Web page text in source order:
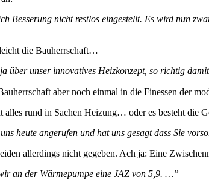
Besserung nicht restlos eingestellt. Es wird nun
die Bauherrschaft…
über unser innovatives Heizkonzept, so richtig
aber noch einmal in die Finessen der
alles rund in Sachen Heizung… oder es besteht die
heute angerufen und hat uns gesagt dass Sie
allerdings nicht gegeben. Ach ja: Eine
an der Wärmepumpe eine JAZ von 5,9. …”